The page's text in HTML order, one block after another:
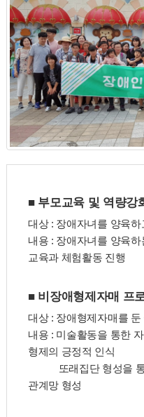
■ 부모교육 및 역량강
대상 : 장애자녀를 양육
내용 : 장애자녀를 양육
교육과 체험활동 진행
■ 비장애형제자매 프
대상 : 장애형제자매를
내용 : 미술활동을 통한
형제의 긍정적 인식
또래집단 형성을
관계망 형성